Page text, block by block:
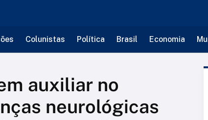
Colunistas Política Brasil Economia
auxiliar no
neurológicas